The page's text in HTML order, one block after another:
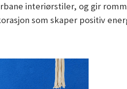
interiørstiler, og gir
som skaper positiv